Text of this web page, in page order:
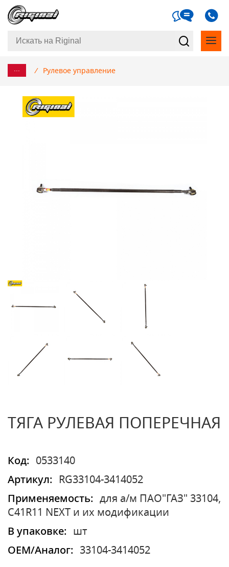
... / Рулевое управление
ТЯГА РУЛЕВАЯ ПОПЕРЕЧНАЯ
Код:
0533140
Артикул:
RG33104-3414052
Применяемость:
для а/м ПАО"ГАЗ" 33104,
C41R11 NEXT и их модификации
В упаковке:
шт
OEM/Аналог:
33104-3414052